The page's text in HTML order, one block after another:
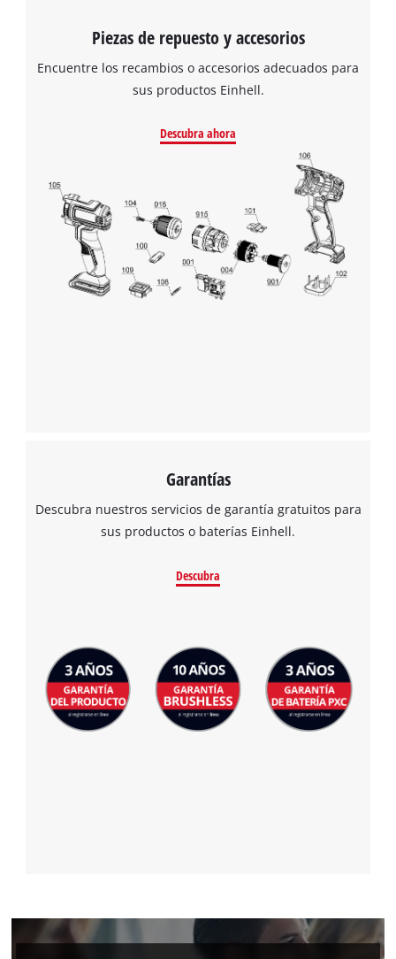
Piezas de repuesto y accesorios
Encuentre los recambios o accesorios adecuados para
sus productos Einhell.
Descubra ahora
Garantías
Descubra nuestros servicios de garantía gratuitos para
sus productos o baterías Einhell.
Descubra